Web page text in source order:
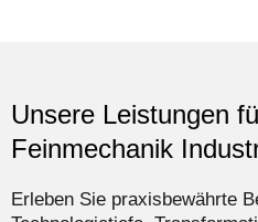
Unsere Leistungen
Feinmechanik
Erleben Sie praxisbewährte